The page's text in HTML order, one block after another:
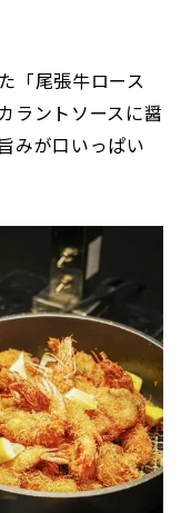
「尾張牛ロース
ラントソースに醤
みが口いっぱい